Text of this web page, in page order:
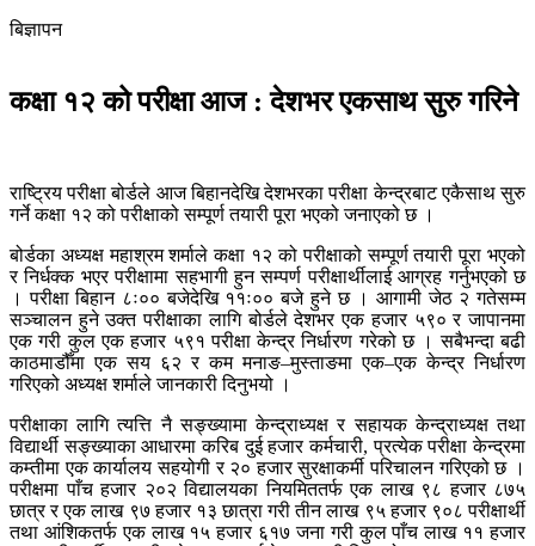
बिज्ञापन
कक्षा १२ को परीक्षा आज : देशभर एकसाथ सुरु गरिने
राष्ट्रिय परीक्षा बोर्डले आज बिहानदेखि देशभरका परीक्षा केन्द्रबाट एकैसाथ सुरु
गर्ने कक्षा १२ को परीक्षाको सम्पूर्ण तयारी पूरा भएको जनाएको छ ।
बोर्डका अध्यक्ष महाश्रम शर्माले कक्षा १२ को परीक्षाको सम्पूर्ण तयारी पूरा भएको
र निर्धक्क भएर परीक्षामा सहभागी हुन सम्पर्ण परीक्षार्थीलाई आग्रह गर्नुभएको छ
। परीक्षा बिहान ८ः०० बजेदेखि ११ः०० बजे हुने छ । आगामी जेठ २ गतेसम्म
सञ्चालन हुने उक्त परीक्षाका लागि बोर्डले देशभर एक हजार ५९० र जापानमा
एक गरी कुल एक हजार ५९१ परीक्षा केन्द्र निर्धारण गरेको छ । सबैभन्दा बढी
काठमाडौँमा एक सय ६२ र कम मनाङ–मुस्ताङमा एक–एक केन्द्र निर्धारण
गरिएको अध्यक्ष शर्माले जानकारी दिनुभयो ।
परीक्षाका लागि त्यत्ति नै सङ्ख्यामा केन्द्राध्यक्ष र सहायक केन्द्राध्यक्ष तथा
विद्यार्थी सङ्ख्याका आधारमा करिब दुई हजार कर्मचारी, प्रत्येक परीक्षा केन्द्रमा
कम्तीमा एक कार्यालय सहयोगी र २० हजार सुरक्षाकर्मी परिचालन गरिएको छ ।
परीक्षमा पाँच हजार २०२ विद्यालयका नियमिततर्फ एक लाख ९८ हजार ८७५
छात्र र एक लाख ९७ हजार १३ छात्रा गरी तीन लाख ९५ हजार ९०८ परीक्षार्थी
तथा आंशिकतर्फ एक लाख १५ हजार ६१७ जना गरी कुल पाँच लाख ११ हजार